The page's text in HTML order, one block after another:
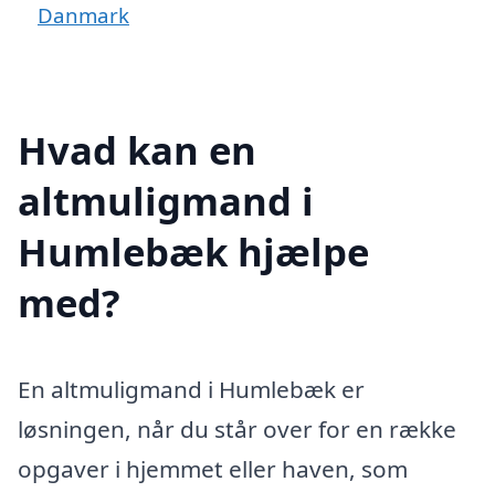
Danmark
Hvad kan en
altmuligmand i
Humlebæk hjælpe
med?
En altmuligmand i Humlebæk er
løsningen, når du står over for en række
opgaver i hjemmet eller haven, som